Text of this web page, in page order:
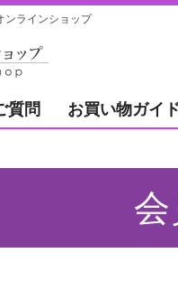
ンラインショップ
質問 お買い物ガイ